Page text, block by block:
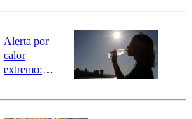
revisa la
epicentro
Alerta por
calor
extremo:
activa Alerta